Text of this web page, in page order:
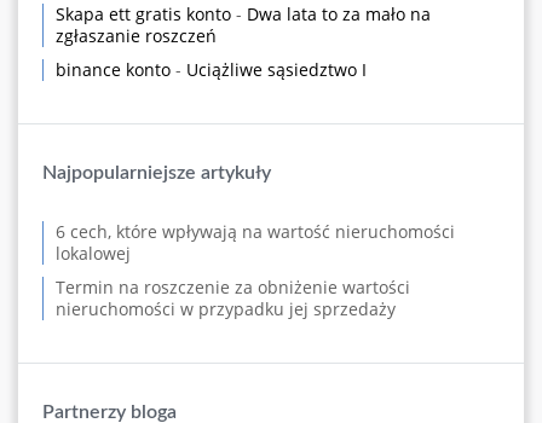
Skapa ett gratis konto - Dwa lata to za mało na
zgłaszanie roszczeń
binance konto - Uciążliwe sąsiedztwo I
Najpopularniejsze artykuły
6 cech, które wpływają na wartość nieruchomości
lokalowej
Termin na roszczenie za obniżenie wartości
nieruchomości w przypadku jej sprzedaży
Partnerzy bloga